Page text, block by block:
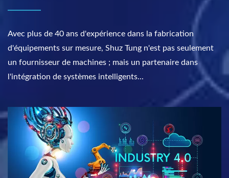
Avec plus de 40 ans d'expérience dans la fabrication
d'équipements sur mesure, Shuz Tung n'est pas seulement
un fournisseur de machines ; mais un partenaire dans
l'intégration de systèmes intelligents...